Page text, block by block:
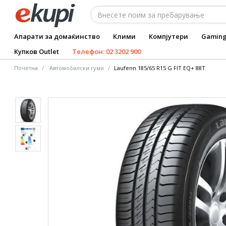
Апарати за домаќинство Клими Компјутери
Купков Outlet
Телефон: 02 3202 900
Почетна Автомобилски гуми Laufenn 185/65 R15 G FIT EQ+ 88T